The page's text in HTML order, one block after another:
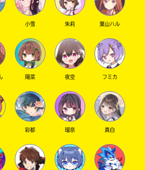
小雪 朱莉 葉山ハル
陽菜 夜空 フミカ
彩都 瑠奈 真白